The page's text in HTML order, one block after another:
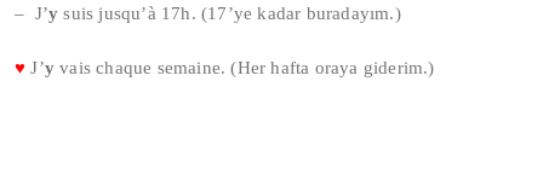
– J’y suis jusqu’à 17h. (17’ye kadar buradayım.)
♥ J’y vais chaque semaine. (Her hafta oraya giderim.)